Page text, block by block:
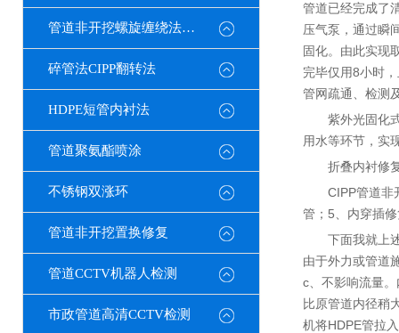
管道非开挖螺旋缠绕法修复
碎管法CIPP翻转法
HDPE短管内衬法
管道聚氨酯喷涂
不锈钢双涨环
管道非开挖置换修复
管道CCTV机器人检测
市政管道高清CCTV检测
管道已经完成了
压气泵，通过瞬
固化。由此实现
完毕仅用8小时
管网疏通、检测
紫外光固化
用水等环节，实
折叠内衬修
CIPP管道非
管；5、内穿插
下面我就上
由于外力或管道
c、不影响流量
比原管道内径稍
机将HDPE管拉